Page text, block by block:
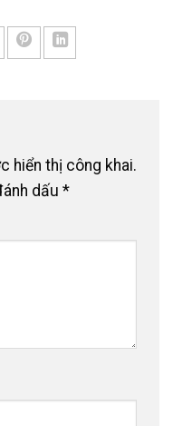
hiển thị công khai.
dấu *